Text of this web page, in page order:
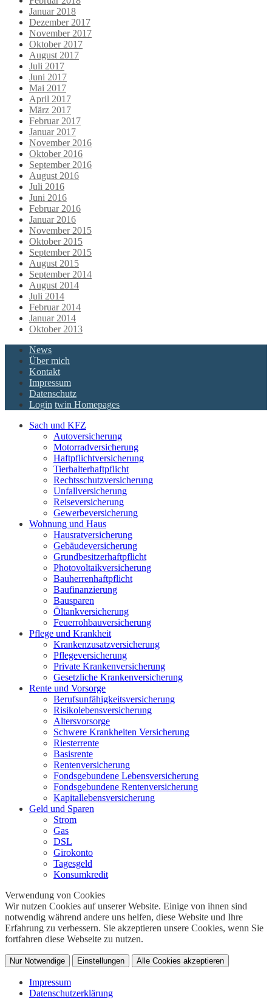
Januar 2018
Dezember 2017
November 2017
Oktober 2017
August 2017
Juli 2017
Juni 2017
Mai 2017
April 2017
März 2017
Februar 2017
Januar 2017
November 2016
Oktober 2016
September 2016
August 2016
Juli 2016
Juni 2016
Februar 2016
Januar 2016
November 2015
Oktober 2015
September 2015
August 2015
September 2014
August 2014
Juli 2014
Februar 2014
Januar 2014
Oktober 2013
News
Über mich
Kontakt
Impressum
Datenschutz
Login twin Homepages
Sach und KFZ
Autoversicherung
Motorradversicherung
Haftpflichtversicherung
Tierhalterhaftpflicht
Rechtsschutzversicherung
Unfallversicherung
Reiseversicherung
Gewerbeversicherung
Wohnung und Haus
Hausratversicherung
Gebäudeversicherung
Grundbesitzerhaftpflicht
Photovoltaikversicherung
Bauherrenhaftpflicht
Baufinanzierung
Bausparen
Öltankversicherung
Feuerrohbauversicherung
Pflege und Krankheit
Krankenzusatzversicherung
Pflegeversicherung
Private Krankenversicherung
Gesetzliche Krankenversicherung
Rente und Vorsorge
Berufs­unfähigkeitsversicherung
Risikolebensversicherung
Altersvorsorge
Schwere Krankheiten Versicherung
Riesterrente
Basisrente
Rentenversicherung
Fondsgebundene Lebensversicherung
Fondsgebundene Rentenversicherung
Kapitallebensversicherung
Geld und Sparen
Strom
Gas
DSL
Girokonto
Tagesgeld
Konsumkredit
Verwendung von Cookies
Wir nutzen Cookies auf unserer Website. Einige von ihnen sind
notwendig während andere uns helfen, diese Website und Ihre
Erfahrung zu verbessern. Sie akzeptieren unsere Cookies, wenn Sie
fortfahren diese Webseite zu nutzen.
Nur Notwendige Einstellungen Alle Cookies akzeptieren
Impressum
Datenschutzerklärung